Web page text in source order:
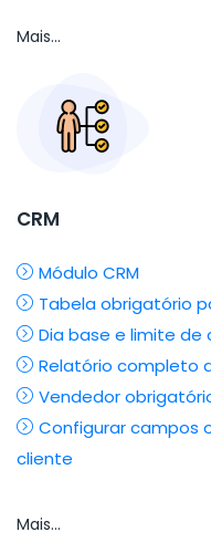
Mais...
CRM
Módulo CRM
Tabela obrigatório
Dia base e limite
Relatório completo
Vendedor
Configurar campos
cliente
Mais...